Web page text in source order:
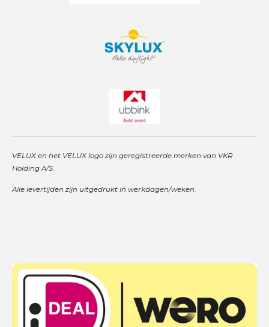
VELUX en het VELUX logo zijn geregistreerde merken van VKR
Holding A/S.
Alle levertijden zijn uitgedrukt in werkdagen/weken.